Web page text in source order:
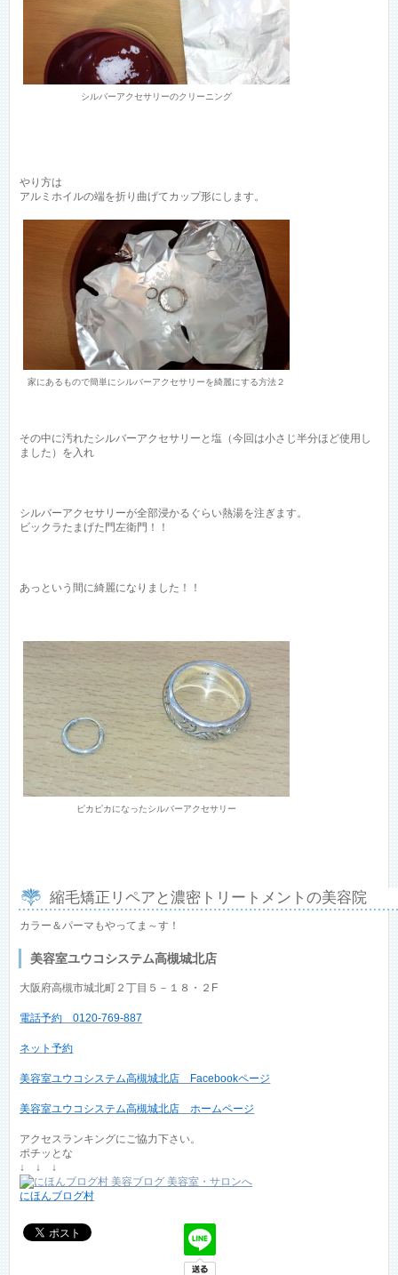
シルバーアクセサリーのクリーニング
やり方は
アルミホイルの端を折り曲げてカップ形にします。
家にあるもので簡単にシルバーアクセサリーを綺麗にする方法２
その中に汚れたシルバーアクセサリーと塩（今回は小さじ半分ほど使用し
ました）を入れ
シルバーアクセサリーが全部浸かるぐらい熱湯を注ぎます。
ビックラたまげた門左衛門！！
あっという間に綺麗になりました！！
ピカピカになったシルバーアクセサリー
縮毛矯正リペアと濃密トリートメントの美容院
カラー＆パーマもやってま～す！
美容室ユウコシステム高槻城北店
大阪府高槻市城北町２丁目５－１８・２F
電話予約 0120-769-887
ネット予約
美容室ユウコシステム高槻城北店 Facebookページ
美容室ユウコシステム高槻城北店 ホームページ
アクセスランキングにご協力下さい。
ポチッとな
↓ ↓ ↓
にほんブログ村